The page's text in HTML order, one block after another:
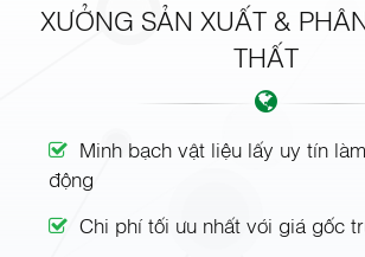
XƯỞNG SẢN XUẤT &
THẤT
Minh bạch vật liệu lấy uy tín
động
Chi phí tối ưu nhất với giá gốc